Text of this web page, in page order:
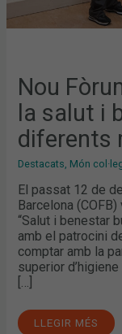
Nou
la salut i
diferents
Destacats, Món
El passat 12 de
Barcelona
“Salut i benestar
amb el patrocini
comptar amb la
superior
[…]
LLEGIR MÉS